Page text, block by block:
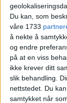
Du kan, som
våre 1733
å nekte å
og endre
på at en viss
ikke krever ditt
slik behandling.
nettstedet. Du
samtykket når
skrudd
prosent av
opp som
spekulere
mennesker
kan by